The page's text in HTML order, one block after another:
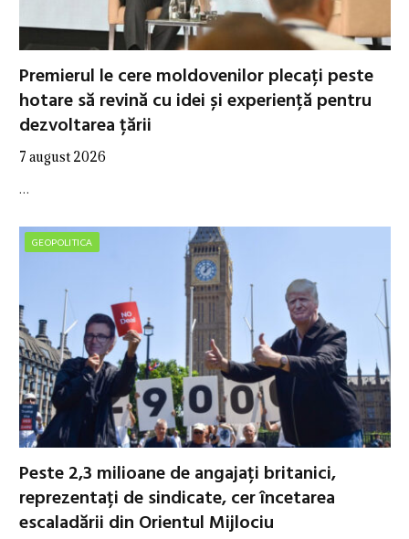
Premierul le cere moldovenilor plecați peste
hotare să revină cu idei și experiență pentru
dezvoltarea țării
7 august 2026
…
GEOPOLITICA
Peste 2,3 milioane de angajați britanici,
reprezentați de sindicate, cer încetarea
escaladării din Orientul Mijlociu